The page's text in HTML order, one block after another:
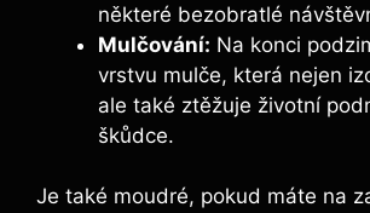
některé bezobratlé
Mulčování: Na konci
vrstvu mulče, která nejen
ale také ztěžuje životní
škůdce.
Je také moudré, pokud máte na